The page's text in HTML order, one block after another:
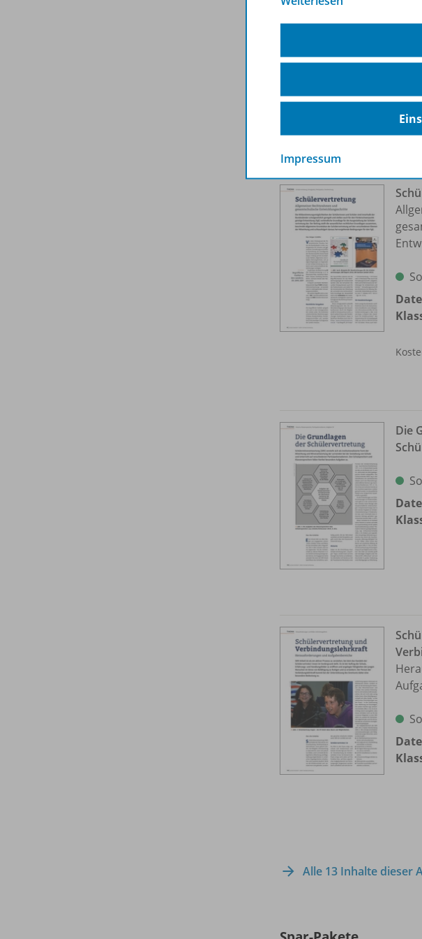
Tagesförderstätte (TAF)
Befindlichkeiten: Er
Die TAF sowie auch der
Kann ihm die Arbeit hier
Weitere Inhalte der
Die
Alle 13 Inhalte dieser
Impressum